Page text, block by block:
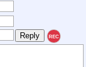
REC